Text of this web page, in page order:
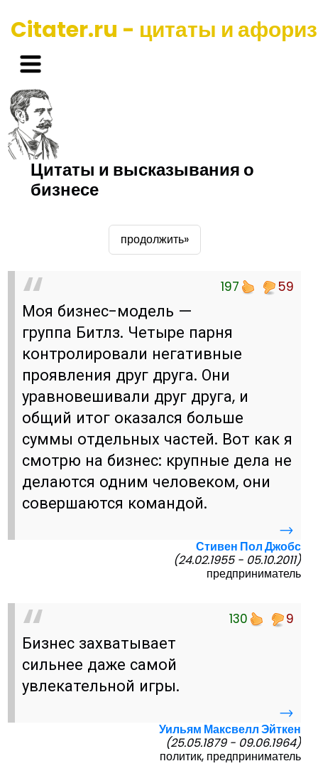
Citater.ru - цитаты и
Цитаты и высказывания о
бизнесе
продолжить»
197 59
Моя бизнес-модель —
группа Битлз. Четыре парня
контролировали негативные
проявления друг друга. Они
уравновешивали друг друга, и
общий итог оказался больше
суммы отдельных частей. Вот как я
смотрю на бизнес: крупные дела не
делаются одним человеком, они
совершаются командой.
→
Стивен Пол Джобс
(24.02.1955 - 05.10.2011)
предприниматель
130 9
Бизнес захватывает
сильнее даже самой
увлекательной игры.
→
Уильям Максвелл Эйткен
(25.05.1879 - 09.06.1964)
политик, предприниматель